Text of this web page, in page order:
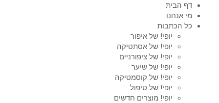
דף הבית
מי אנחנו
כל הכתבות
יופי! של איפור
יופי! של אסתטיקה
יופי! של ציפורניים
יופי! של שיער
יופי! של קוסמטיקה
יופי! של טיפול
יופי! מוצרים חדשים